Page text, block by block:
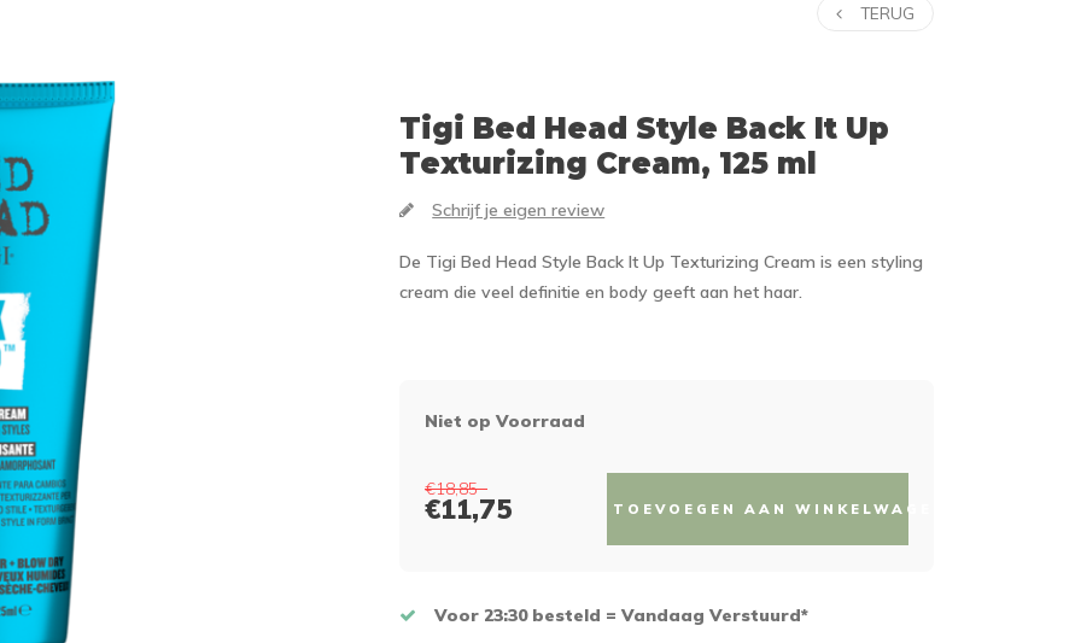
TERUG
Tigi Bed Head Style Back It Up
Texturizing Cream, 125 ml
Schrijf je eigen review
De Tigi Bed Head Style Back It Up Texturizing Cream is een styling
cream die veel definitie en body geeft aan het haar.
Niet op Voorraad
€18,85
€11,75 TOEVOEGEN AAN WINKELWAGEN
Voor 23:30 besteld = Vandaag Verstuurd*